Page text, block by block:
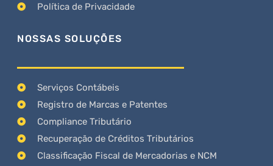
Política de Privacidade
NOSSAS SOLUÇÕES
Serviços Contábeis
Registro de Marcas e Patentes
Compliance Tributário
Recuperação de Créditos Tributários
Classificação Fiscal de Mercadorias e NCM